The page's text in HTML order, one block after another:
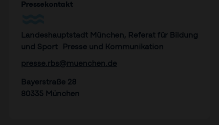
Pressekontakt
Landeshauptstadt München, Referat für Bildung
und Sport Presse und Kommunikation
presse.rbs@muenchen.de
Bayerstraße 28
80335 München